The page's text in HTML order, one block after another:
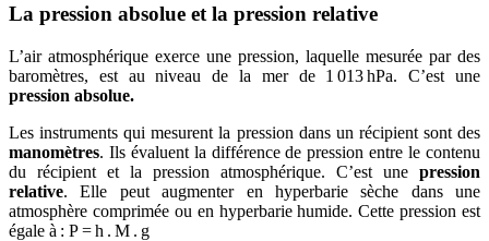
La pression absolue et la pression relative
L’air atmosphérique exerce une pression, laquelle mesurée par des
baromètres, est au niveau de la mer de 1 013 hPa. C’est une
pression absolue.
Les instruments qui mesurent la pression dans un récipient sont des
manomètres. Ils évaluent la différence de pression entre le contenu
du récipient et la pression atmosphérique. C’est une pression
relative. Elle peut augmenter en hyperbarie sèche dans une
atmosphère comprimée ou en hyperbarie humide. Cette pression est
égale à : P = h . M . g